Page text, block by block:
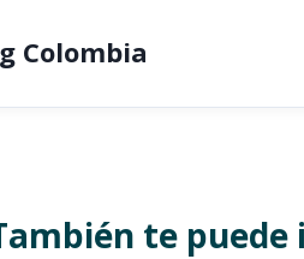
Colombia
te